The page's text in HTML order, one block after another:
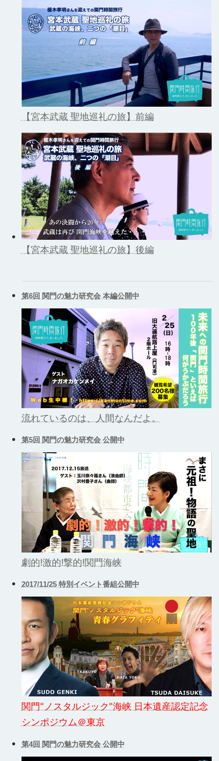
【宮本武蔵 聖地巡礼の旅】前編
【宮本武蔵 聖地巡礼の旅】後編
第6回 関門の魅力研究会 本編公開中
流れているのは、人間なんだよ。
第5回 関門の魅力研究会 公開中
劇的!激的!撃的!関門海峡
2017/11/25 特別イベント番組公開中
関門"ノスタルジック"海峡 日本遺産認定記念
シンポジウム＠東京
第4回 関門の魅力研究会 公開中